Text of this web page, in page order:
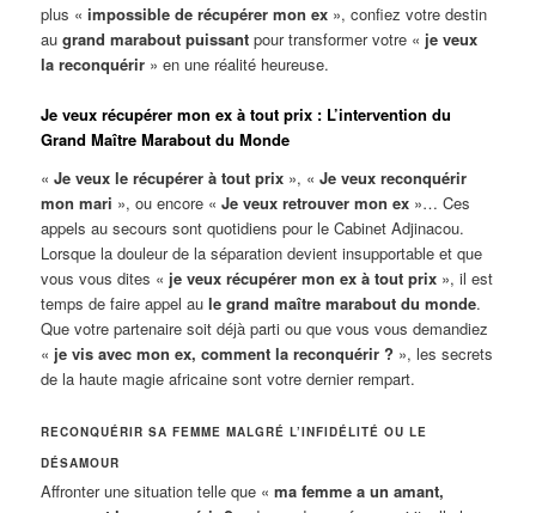
plus «impossible de récupérer mon ex », confiez votre destin
augrand marabout puissant pour transformer votre « je veux
la reconquérir » en une réalité heureuse.
Je veux récupérer mon ex à tout prix : L’intervention du
Grand Maître Marabout du Monde
«Je veux le récupérer à tout prix », «Je veux reconquérir
mon mari », ou encore «Je veux retrouver mon ex »… Ces
appels au secours sont quotidiens pour le Cabinet Adjinacou.
Lorsque la douleur de la séparation devient insupportable et que
vous vous dites « je veux récupérer mon ex à tout prix », il est
temps de faire appel aule grand maître marabout du monde.
Que votre partenaire soit déjà parti ou que vous vous demandiez
« je vis avec mon ex, comment la reconquérir ? », les secrets
de la haute magie africaine sont votre dernier rempart.
RECONQUÉRIR SA FEMME MALGRÉ L’INFIDÉLITÉ OU LE
DÉSAMOUR
Affronter une situation telle que «ma femme a un amant,